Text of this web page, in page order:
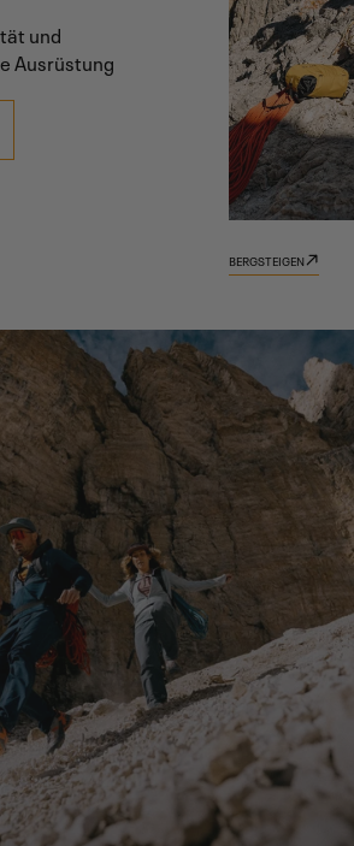
ENTDECKE TRADIZIONE
und
Ausrüstung
BERGSTEIGEN